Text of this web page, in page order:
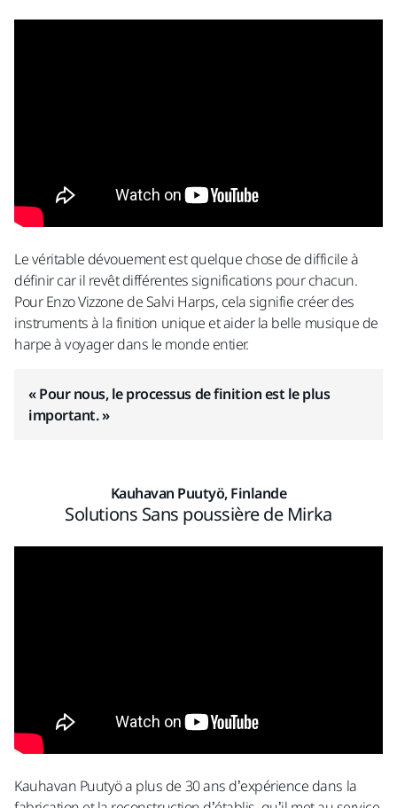
Le véritable dévouement est quelque chose de difficile à
définir car il revêt différentes significations pour chacun.
Pour Enzo Vizzone de Salvi Harps, cela signifie créer des
instruments à la finition unique et aider la belle musique de
harpe à voyager dans le monde entier.
« Pour nous, le processus de finition est le plus
important. »
Kauhavan Puutyö, Finlande
Solutions Sans poussière de Mirka
Kauhavan Puutyö a plus de 30 ans d’expérience dans la